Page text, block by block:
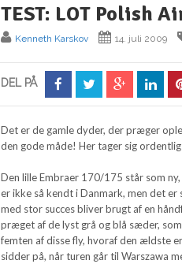
TEST: LOT Polish
Kenneth Karskov 14. juli 2009
DEL PÅ
Det er de gamle dyder, der præger
den gode måde! Her tager sig
Den lille Embraer 170/175 står som
er ikke så kendt i Danmark, men det
med stor succes bliver brugt af en
præget af de lyst grå og blå sæder,
femten af disse fly, hvoraf den ældste
sidder på, når turen går til Warszawa